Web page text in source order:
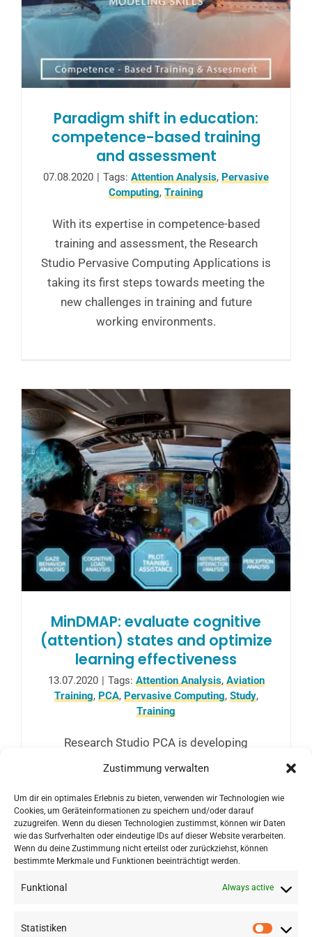
Zustimmung verwalten
Um dir ein optimales Erlebnis zu bieten, verwenden wir Technologien wie
Cookies, um Geräteinformationen zu speichern und/oder darauf
zuzugreifen. Wenn du diesen Technologien zustimmst, können wir Daten
wie das Surfverhalten oder eindeutige IDs auf dieser Website verarbeiten.
Wenn du deine Zustimmung nicht erteilst oder zurückziehst, können
bestimmte Merkmale und Funktionen beeinträchtigt werden.
Funktional Always active
Statistiken
Paradigm shift in education:
competence-based training
and assessment
07.08.2020 | Tags: Attention Analysis, Pervasive
Computing, Training
With its expertise in competence-based
training and assessment, the Research
Studio Pervasive Computing Applications is
taking its first steps towards meeting the
new challenges in training and future
working environments.
MinDMAP: evaluate cognitive
(attention) states and optimize
learning effectiveness
13.07.2020 | Tags: Attention Analysis, Aviation
Training, PCA, Pervasive Computing, Study,
Training
Research Studio PCA is developing
MinDMAP, a new line of research to measure
effectiveness in simulation-based
education.